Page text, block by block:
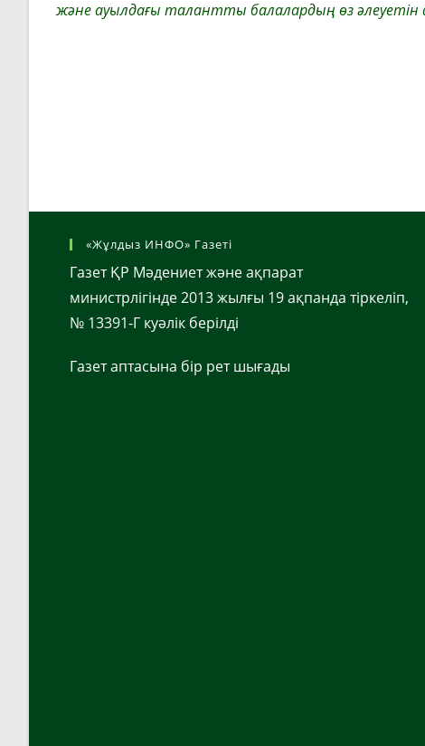
және ауылдағы талантты балалардың өз әлеуетін
«Жұлдыз ИНФО» Газеті
Газет ҚР Мәдениет және ақпарат
министрлігінде 2013 жылғы 19 ақпанда тіркеліп,
№ 13391-Г куәлік берілді
Газет аптасына бір рет шығады